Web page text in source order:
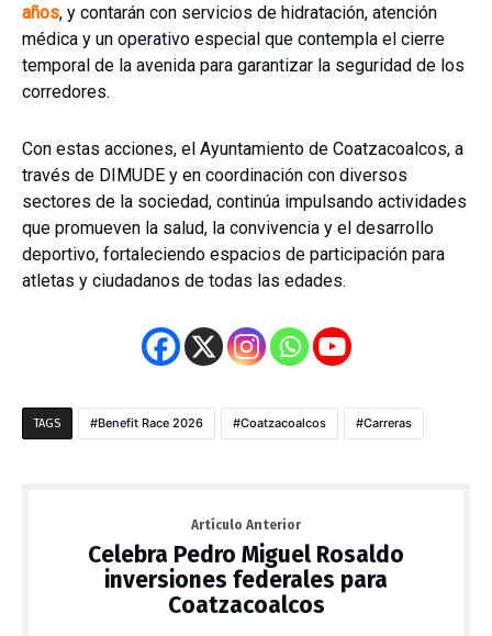
años, y contarán con servicios de hidratación, atención
médica y un operativo especial que contempla el cierre
temporal de la avenida para garantizar la seguridad de los
corredores.
Con estas acciones, el Ayuntamiento de Coatzacoalcos, a
través de DIMUDE y en coordinación con diversos
sectores de la sociedad, continúa impulsando actividades
que promueven la salud, la convivencia y el desarrollo
deportivo, fortaleciendo espacios de participación para
atletas y ciudadanos de todas las edades.
TAGS Benefit Race 2026 Coatzacoalcos Carreras
Artículo Anterior
Celebra Pedro Miguel Rosaldo
inversiones federales para
Coatzacoalcos